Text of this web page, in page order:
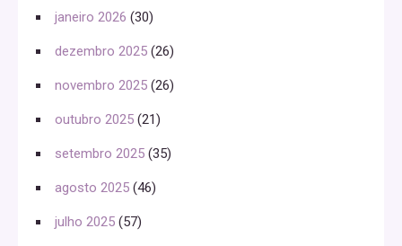
janeiro 2026 (30)
dezembro 2025 (26)
novembro 2025 (26)
outubro 2025 (21)
setembro 2025 (35)
agosto 2025 (46)
julho 2025 (57)